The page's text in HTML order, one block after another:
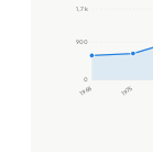
0
900
1,7 k
1968 1975